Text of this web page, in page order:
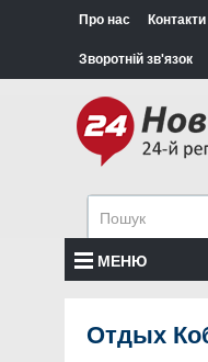
Про нас Контакти
Зворотній зв'язок
МЕНЮ
Отдых